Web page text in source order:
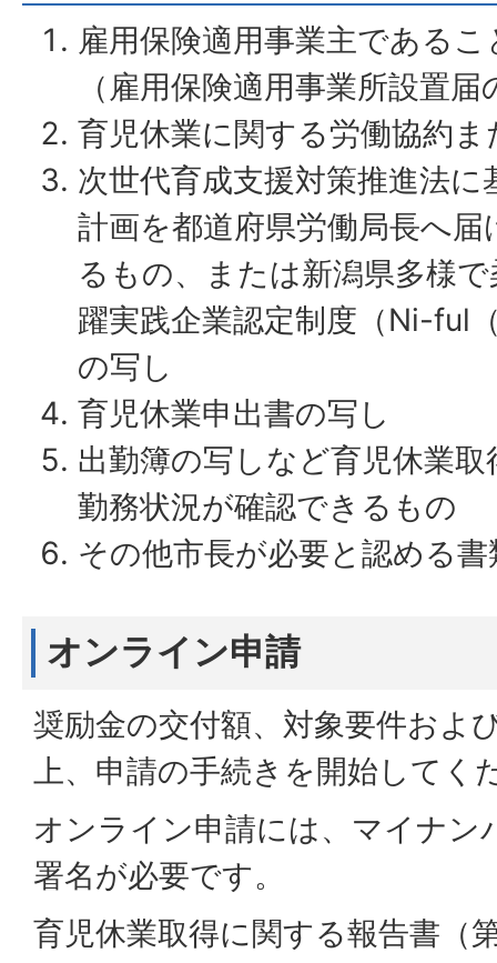
雇用保険適用事業主である
（雇用保険適用事業所設置
育児休業に関する労働協約
次世代育成支援対策推進法
計画を都道府県労働局長へ
るもの、または新潟県多様
躍実践企業認定制度（Ni-ful
の写し
育児休業申出書の写し
出勤簿の写しなど育児休業
勤務状況が確認できるもの
その他市長が必要と認める書
オンライン申請
奨励金の交付額、対象要件およ
上、申請の手続きを開始してく
オンライン申請には、マイナン
署名が必要です。
育児休業取得に関する報告書（